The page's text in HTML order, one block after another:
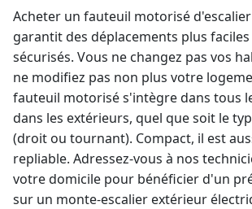
Acheter un fauteuil motorisé
garantit des déplacements plus
sécurisés. Vous ne changez pas vos
ne modifiez pas non plus votre
fauteuil motorisé s'intègre dans tous
dans les extérieurs, quel que soit le
(droit ou tournant). Compact, il est
repliable. Adressez-vous à nos
votre domicile pour bénéficier d'un
sur un monte-escalier extérieur